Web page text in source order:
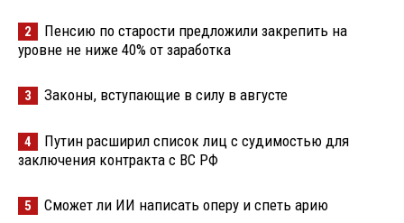
2
Пенсию по старости предложили закрепить на
уровне не ниже 40% от заработка
3 Законы, вступающие в силу в августе
4
Путин расширил список лиц с судимостью для
заключения контракта с ВС РФ
5 Сможет ли ИИ написать оперу и спеть арию